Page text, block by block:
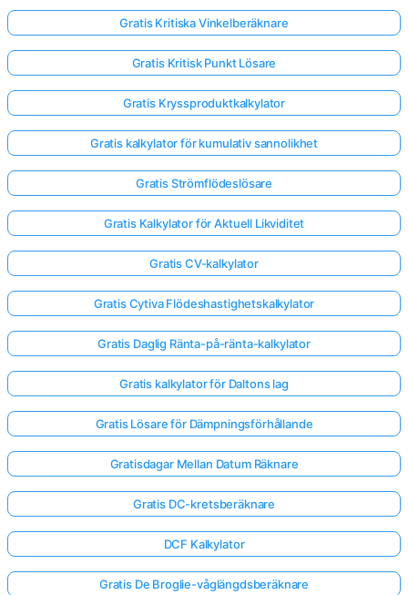
Gratis Kritiska Vinkelberäknare
Gratis Kritisk Punkt Lösare
Gratis Kryssproduktkalkylator
Gratis kalkylator för kumulativ sannolikhet
Gratis Strömflödeslösare
Gratis Kalkylator för Aktuell Likviditet
Gratis CV-kalkylator
Gratis Cytiva Flödeshastighetskalkylator
Gratis Daglig Ränta-på-ränta-kalkylator
Gratis kalkylator för Daltons lag
Gratis Lösare för Dämpningsförhållande
Gratisdagar Mellan Datum Räknare
Gratis DC-kretsberäknare
DCF Kalkylator
Gratis De Broglie-våglängdsberäknare